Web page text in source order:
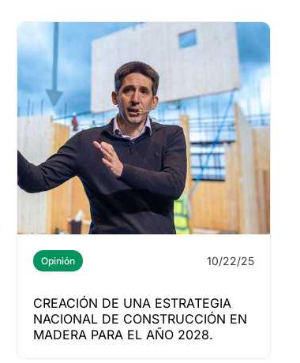
Opinión 10/22/25
CREACIÓN DE UNA ESTRATEGIA
NACIONAL DE CONSTRUCCIÓN EN
MADERA PARA EL AÑO 2028.